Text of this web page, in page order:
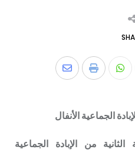
الجماعية الأنفال
الثانية من الإبادة الجماعية